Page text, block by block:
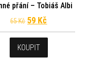
Kč.
59 Kč.
přání – Tobiáš Albi
65Kč Původní cena
59 Kč
KOUPIT